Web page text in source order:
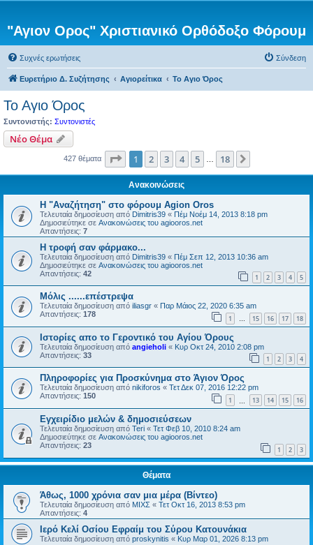
"Αγιον Ορος" Χριστιανικό Ορθόδοξο Φόρουμ
Συχνές ερωτήσεις Σύνδεση
Ευρετήριο Δ. Συζήτησης Αγιορείτικα Το Αγιο Όρος
Το Αγιο Όρος
Συντονιστής: Συντονιστές
Νέο Θέμα
427 θέματα Σελίδα από18
1 2 3 4 5 18
Ανακοινώσεις
Η "Αναζήτηση" στο φόρουμ Agion Oros
Τελευταία δημοσίευση από Dimitris39 « Πέμ Νοέμ 14, 2013 8:18 pm
Δημοσιεύτηκε σε Ανακοινώσεις του agiooros.net
Απαντήσεις: 7
H τροφή σαν φάρμακο...
Τελευταία δημοσίευση από Dimitris39 « Πέμ Σεπ 12, 2013 10:36 am
Δημοσιεύτηκε σε Ανακοινώσεις του agiooros.net
Απαντήσεις: 42 1 2 3 4 5
Μόλις ......επέστρεψα
Τελευταία δημοσίευση από iliasgr « Παρ Μάιος 22, 2020 6:35 am
Απαντήσεις: 178 1 … 15 16 17 18
Ιστορίες απο το Γεροντικό του Αγίου Όρους
Τελευταία δημοσίευση από angieholi « Κυρ Οκτ 24, 2010 2:08 pm
Απαντήσεις: 33 1 2 3 4
Πληροφορίες για Προσκύνημα στο Άγιον Όρος
Τελευταία δημοσίευση από nikiforos « Τετ Δεκ 07, 2016 12:22 pm
Απαντήσεις: 150 1 13 14 15 16
Εγχειρίδιο μελών & δημοσιεύσεων
Τελευταία δημοσίευση από Teri « Τετ Φεβ 10, 2010 8:24 am
Δημοσιεύτηκε σε Ανακοινώσεις του agiooros.net
Απαντήσεις: 23 1 2 3
Θέματα
Άθως, 1000 χρόνια σαν μια μέρα (Βίντεο)
Τελευταία δημοσίευση από ΜΙΧΣ « Τετ Οκτ 16, 2013 8:53 pm
Απαντήσεις: 4
Ιερό Κελί Οσίου Εφραίμ του Σύρου Κατουνάκια
Τελευταία δημοσίευση από proskynitis « Κυρ Μαρ 01, 2026 8:13 pm